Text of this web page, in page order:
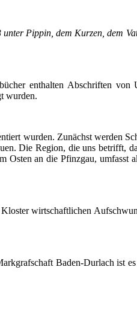
unter Pippin, dem Kurzen, dem
enthalten Abschriften von
wurden.
wurden. Zunächst werden
Die Region, die uns betrifft,
Osten an die Pfinzgau, umfasst
wirtschaftlichen
Baden-Durlach ist